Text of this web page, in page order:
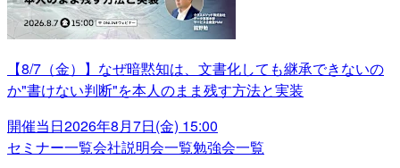
【8/7（金）】なぜ暗黙知は、文書化しても継承できないの
か"書けない判断"を本人のまま残す方法と実装
開催当日2026年8月7日(金) 15:00
セミナー一覧会社説明会一覧勉強会一覧